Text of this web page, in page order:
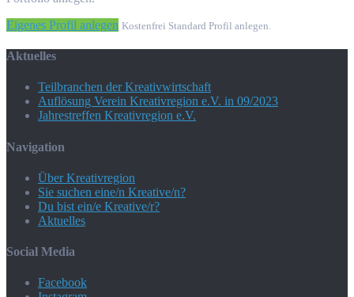
Eigenes Profil anlegen Kostenfrei Standard Profil anlegen.
Aktuelles
Teilbranchen der Kreativwirtschaft
Auflösung Verein Kreativregion e.V. in 09/2023
Jahrestreffen Kreativregion e.V.
Navigation
Über Kreativregion
Sie suchen eine/n Kreative/n?
Du bist ein/e Kreative/r?
Aktuelles
Social Media
Facebook